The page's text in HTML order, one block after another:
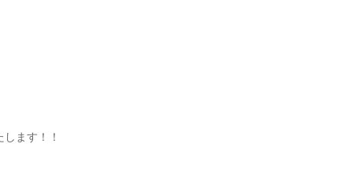
ます！！